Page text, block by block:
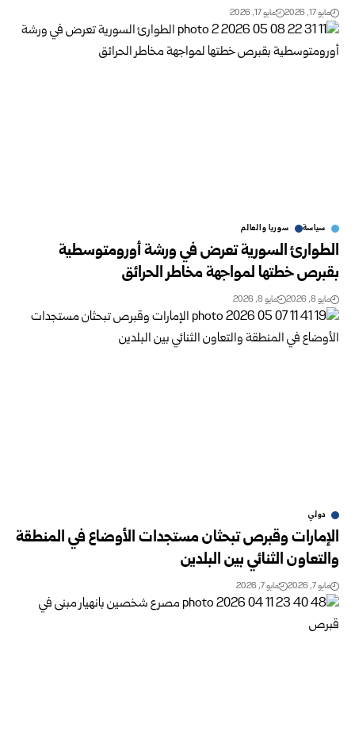
مايو 17, 2026 مايو 17, 2026
سياسة سوريا والعالم
الطوارئ السورية تعرض في ورشة أورومتوسطية
بقبرص خطتها لمواجهة مخاطر الحرائق
مايو 8, 2026 مايو 8, 2026
دولي
الإمارات وقبرص تبحثان مستجدات الأوضاع في المنطقة
والتعاون الثنائي بين البلدين
مايو 7, 2026 مايو 7, 2026